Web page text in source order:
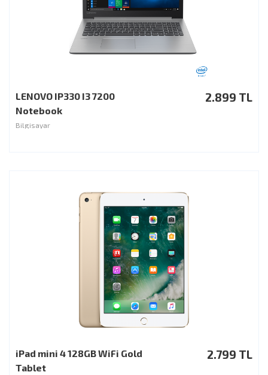
LENOVO IP330 I3 7200
Notebook
Bilgisayar
2.899 TL
iPad mini 4 128GB WiFi Gold
Tablet
2.799 TL